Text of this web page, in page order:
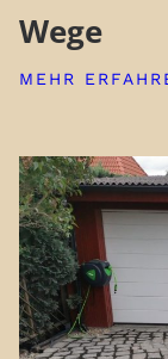
Wege
MEHR